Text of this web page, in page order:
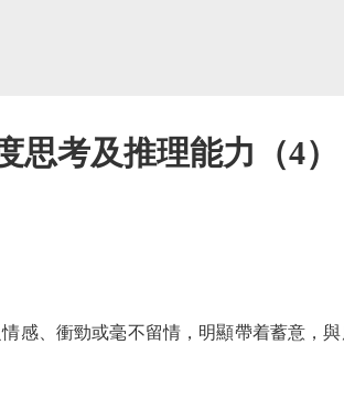
考及推理能力（4）
、衝勁或毫不留情，明顯帶着蓄意，與